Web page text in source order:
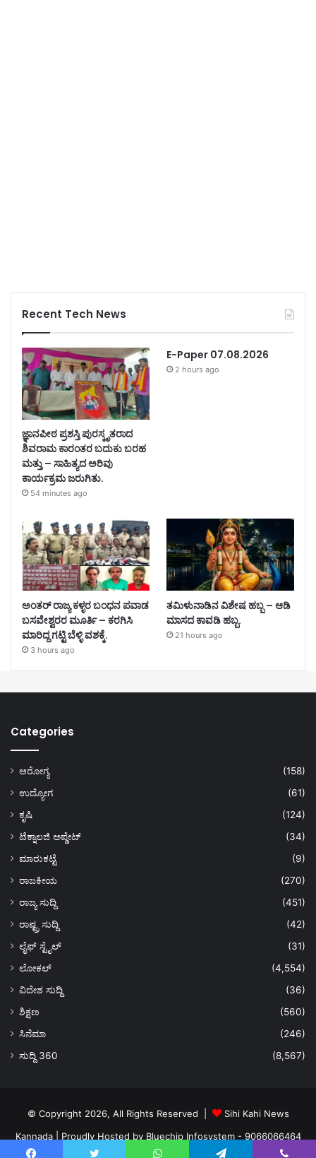
Recent Tech News
ಜ್ಞಾನಪೀಠ ಪ್ರಶಸ್ತಿ ಪುರಸ್ಕೃತರಾದ
ಶಿವರಾಮ ಕಾರಂತರ ಬದುಕು ಬರಹ
ಮತ್ತು – ಸಾಹಿತ್ಯದ ಅರಿವು
ಕಾರ್ಯಕ್ರಮ ಜರುಗಿತು.
54 minutes ago
E-Paper 07.08.2026
2 hours ago
ಅಂತರ್ ರಾಜ್ಯ ಕಳ್ಳರ ಬಂಧನ ಪವಾಡ
ಬಸವೇಶ್ವರರ ಮೂರ್ತಿ – ಕರಗಿಸಿ
ಮಾರಿದ್ದ ಗಟ್ಟಿ ಬೆಳ್ಳಿ ವಶಕ್ಕೆ.
3 hours ago
ತಮಿಳುನಾಡಿನ ವಿಶೇಷ ಹಬ್ಬ – ಆಡಿ
ಮಾಸದ ಕಾವಡಿ ಹಬ್ಬ.
21 hours ago
Categories
ಆರೋಗ್ಯ
(158)
ಉದ್ಯೋಗ
(61)
ಕೃಷಿ
(124)
ಟೆಕ್ನಾಲಜಿ ಅಪ್ಡೇಟ್
(34)
ಮಾರುಕಟ್ಟೆ
(9)
ರಾಜಕೀಯ
(270)
ರಾಜ್ಯ ಸುದ್ದಿ
(451)
ರಾಷ್ಟ್ರ ಸುದ್ದಿ
(42)
ಲೈಫ್ ಸ್ಟೈಲ್
(31)
ಲೋಕಲ್
(4,554)
ವಿದೇಶ ಸುದ್ದಿ
(36)
ಶಿಕ್ಷಣ
(560)
ಸಿನೆಮಾ
(246)
ಸುದ್ದಿ 360
(8,567)
© Copyright 2026, All Rights Reserved |
Sihi Kahi News
Kannada| Proudly Hosted by Bluechip Infosystem - 9066066464